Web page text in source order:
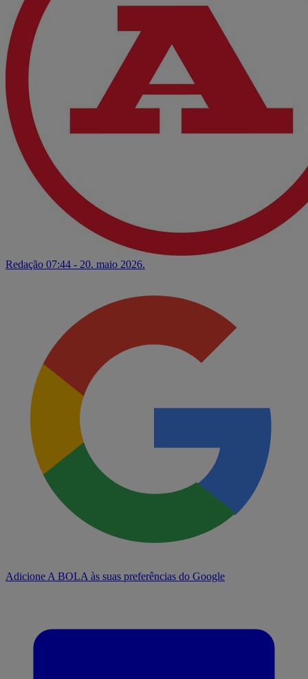
Redação 07:44 - 20. maio 2026.
Adicione A BOLA às suas preferências do Google